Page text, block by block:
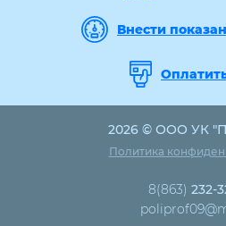
Внести
2026 © ООО УК
Политика
8(863) 232-